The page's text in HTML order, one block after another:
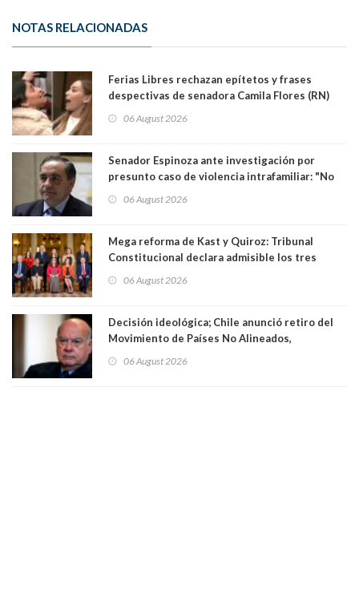
NOTAS RELACIONADAS
Ferias Libres rechazan epítetos y frases
despectivas de senadora Camila Flores (RN)
06 August 2026
Senador Espinoza ante investigación por
presunto caso de violencia intrafamiliar: "No
antecedentes a Tribunal Supremo
06 August 2026
Mega reforma de Kast y Quiroz: Tribunal
Constitucional declara admisible los tres
06 August 2026
Decisión ideológica; Chile anunció retiro del
Movimiento de Países No Alineados,
1971. Excanciller Insulza lamentó decisión
06 August 2026